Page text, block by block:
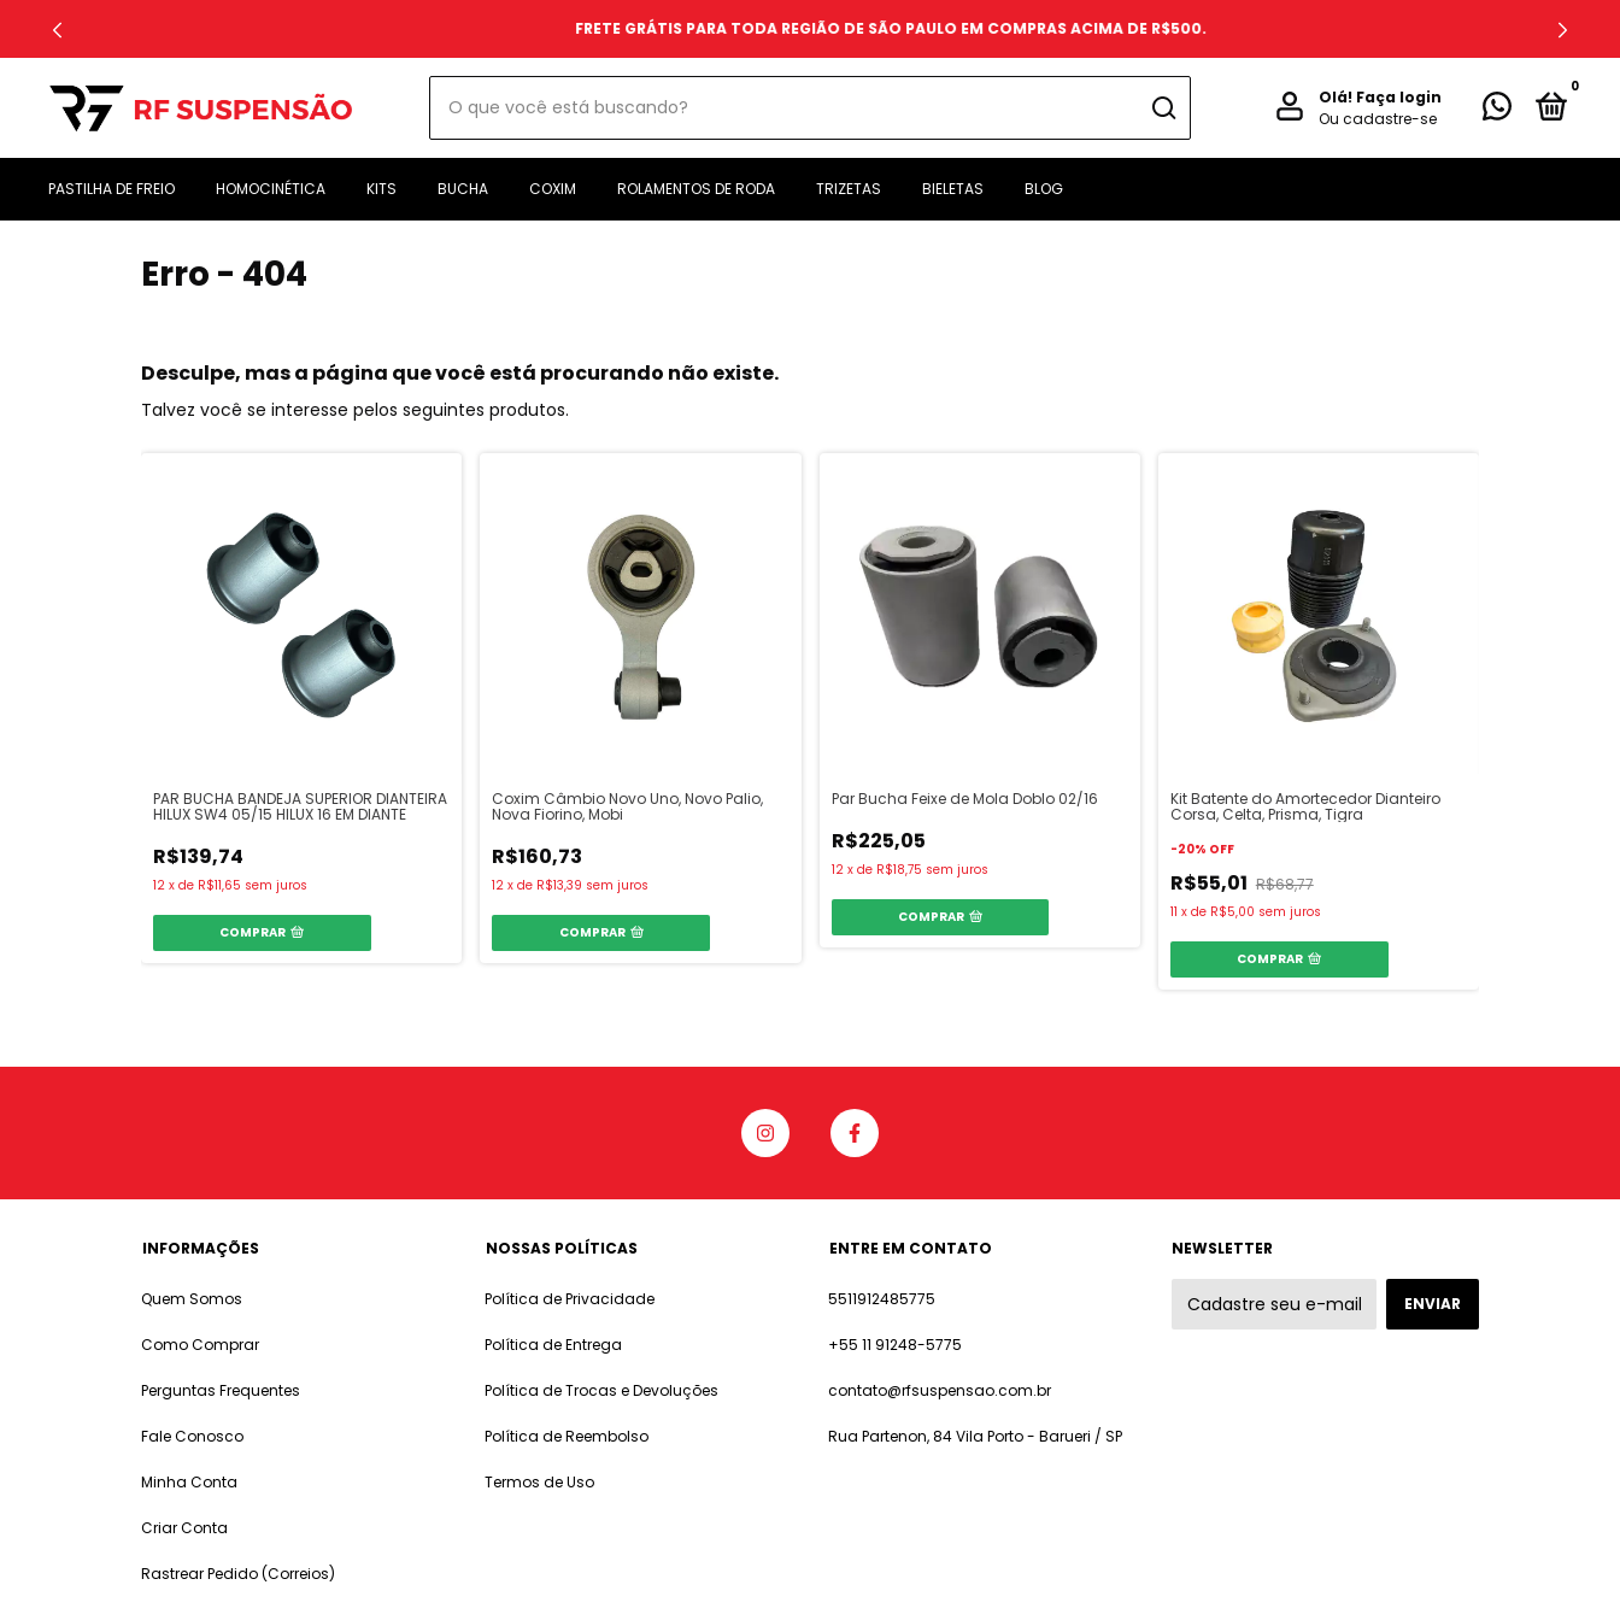
FRETE GRÁTIS PARA TODA REGIÃO DE SÃO PAULO EM COMPRAS ACIMA DE R$500.
Olá! Faça login
Ou cadastre-se
0
PASTILHA DE FREIO HOMOCINÉTICA KITS BUCHA COXIM ROLAMENTOS DE RODA TRIZETAS BIELETAS BLOG
Erro - 404
Desculpe, mas a página que você está procurando não existe.
Talvez você se interesse pelos seguintes produtos.
PAR BUCHA BANDEJA SUPERIOR DIANTEIRA
HILUX SW4 05/15 HILUX 16 EM DIANTE
R$139,74
12 x de R$11,65 sem juros
COMPRAR
Coxim Câmbio Novo Uno, Novo Palio,
Nova Fiorino, Mobi
R$160,73
12 xde R$13,39 sem juros
COMPRAR
Par Bucha Feixe de Mola Doblo 02/16
R$225,05
12 x de R$18,75 sem juros
COMPRAR
Kit Batente do Amortecedor Dianteiro
Corsa, Celta, Prisma, Tigra
-20% OFF
R$55,01 R$68,77
11 x de R$5,00 sem juros
COMPRAR
INFORMAÇÕES
Quem Somos
Como Comprar
Perguntas Frequentes
Fale Conosco
Minha Conta
Criar Conta
Rastrear Pedido (Correios)
NOSSAS POLÍTICAS
Política de Privacidade
Política de Entrega
Política de Trocas e Devoluções
Política de Reembolso
Termos de Uso
ENTRE EM CONTATO
5511912485775
+55 11 91248-5775
contato@rfsuspensao.com.br
Rua Partenon, 84 Vila Porto - Barueri / SP
NEWSLETTER